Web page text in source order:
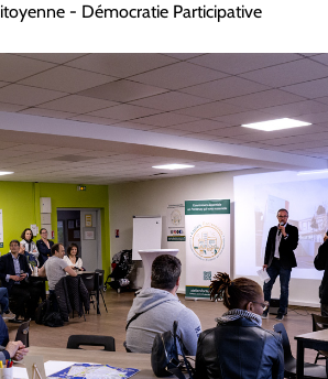
- Démocratie Participative